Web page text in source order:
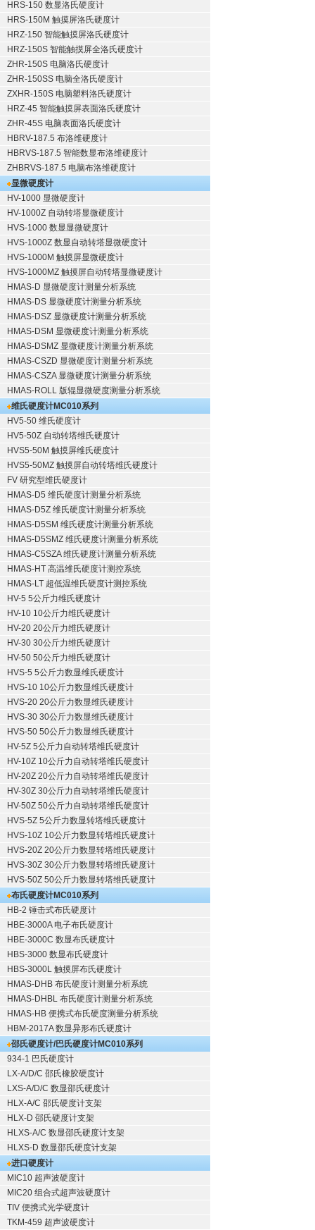
HRS-150 数显洛氏硬度计
HRS-150M 触摸屏洛氏硬度计
HRZ-150 智能触摸屏洛氏硬度计
HRZ-150S 智能触摸屏全洛氏硬度计
ZHR-150S 电脑洛氏硬度计
ZHR-150SS 电脑全洛氏硬度计
ZXHR-150S 电脑塑料洛氏硬度计
HRZ-45 智能触摸屏表面洛氏硬度计
ZHR-45S 电脑表面洛氏硬度计
HBRV-187.5 布洛维硬度计
HBRVS-187.5 智能数显布洛维硬度计
ZHBRVS-187.5 电脑布洛维硬度计
显微硬度计
HV-1000 显微硬度计
HV-1000Z 自动转塔显微硬度计
HVS-1000 数显显微硬度计
HVS-1000Z 数显自动转塔显微硬度计
HVS-1000M 触摸屏显微硬度计
HVS-1000MZ 触摸屏自动转塔显微硬度计
HMAS-D 显微硬度计测量分析系统
HMAS-DS 显微硬度计测量分析系统
HMAS-DSZ 显微硬度计测量分析系统
HMAS-DSM 显微硬度计测量分析系统
HMAS-DSMZ 显微硬度计测量分析系统
HMAS-CSZD 显微硬度计测量分析系统
HMAS-CSZA 显微硬度计测量分析系统
HMAS-ROLL 版辊显微硬度测量分析系统
维氏硬度计MC010系列
HV5-50 维氏硬度计
HV5-50Z 自动转塔维氏硬度计
HVS5-50M 触摸屏维氏硬度计
HVS5-50MZ 触摸屏自动转塔维氏硬度计
FV 研究型维氏硬度计
HMAS-D5 维氏硬度计测量分析系统
HMAS-D5Z 维氏硬度计测量分析系统
HMAS-D5SM 维氏硬度计测量分析系统
HMAS-D5SMZ 维氏硬度计测量分析系统
HMAS-C5SZA 维氏硬度计测量分析系统
HMAS-HT 高温维氏硬度计测控系统
HMAS-LT 超低温维氏硬度计测控系统
HV-5 5公斤力维氏硬度计
HV-10 10公斤力维氏硬度计
HV-20 20公斤力维氏硬度计
HV-30 30公斤力维氏硬度计
HV-50 50公斤力维氏硬度计
HVS-5 5公斤力数显维氏硬度计
HVS-10 10公斤力数显维氏硬度计
HVS-20 20公斤力数显维氏硬度计
HVS-30 30公斤力数显维氏硬度计
HVS-50 50公斤力数显维氏硬度计
HV-5Z 5公斤力自动转塔维氏硬度计
HV-10Z 10公斤力自动转塔维氏硬度计
HV-20Z 20公斤力自动转塔维氏硬度计
HV-30Z 30公斤力自动转塔维氏硬度计
HV-50Z 50公斤力自动转塔维氏硬度计
HVS-5Z 5公斤力数显转塔维氏硬度计
HVS-10Z 10公斤力数显转塔维氏硬度计
HVS-20Z 20公斤力数显转塔维氏硬度计
HVS-30Z 30公斤力数显转塔维氏硬度计
HVS-50Z 50公斤力数显转塔维氏硬度计
布氏硬度计MC010系列
HB-2 锤击式布氏硬度计
HBE-3000A 电子布氏硬度计
HBE-3000C 数显布氏硬度计
HBS-3000 数显布氏硬度计
HBS-3000L 触摸屏布氏硬度计
HMAS-DHB 布氏硬度计测量分析系统
HMAS-DHBL 布氏硬度计测量分析系统
HMAS-HB 便携式布氏硬度测量分析系统
HBM-2017A 数显异形布氏硬度计
邵氏硬度计/巴氏硬度计MC010系列
934-1 巴氏硬度计
LX-A/D/C 邵氏橡胶硬度计
LXS-A/D/C 数显邵氏硬度计
HLX-A/C 邵氏硬度计支架
HLX-D 邵氏硬度计支架
HLXS-A/C 数显邵氏硬度计支架
HLXS-D 数显邵氏硬度计支架
进口硬度计
MIC10 超声波硬度计
MIC20 组合式超声波硬度计
TIV 便携式光学硬度计
TKM-459 超声波硬度计